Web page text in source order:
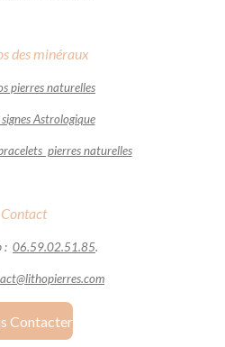
des minéraux
pierres naturelles
Astrologique
pierres naturelles
Contact
: 06.59.02.51.85.
Contacter